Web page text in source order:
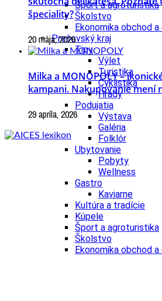
Šport a agroturistika
Školstvo
Ekonomika obchod
Prešovský kraj
Tipy
Výlet
Turistika
Cyklistika
Hrady
Podujatia
Výstava
Galéria
Folklór
Ubytovanie
Pobyty
Wellness
Gastro
Kaviarne
Kultúra a tradície
Kúpele
Šport a agroturistika
Školstvo
Ekonomika obchod
špeciality?
20 mája, 2026
Milka a MONOPOLY –
kampani. Nakupovanie mení
29 apríla, 2026